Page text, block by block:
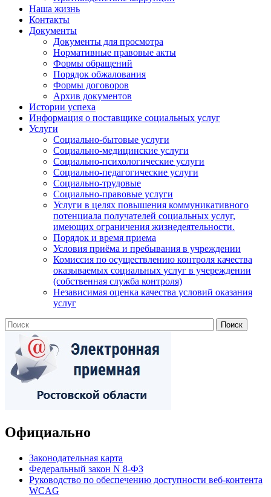
Наша жизнь
Контакты
Документы
Документы для просмотра
Нормативные правовые акты
Формы обращений
Порядок обжалования
Формы договоров
Архив документов
Истории успеха
Информация о поставщике социальных услуг
Услуги
Социально-бытовые услуги
Социально-медицинские услуги
Социально-психологические услуги
Социально-педагогические услуги
Социально-трудовые
Социально-правовые услуги
Услуги в целях повышения коммуникативного
потенциала получателей социальных услуг,
имеющих ограничения жизнедеятельности.
Порядок и время приема
Условия приёма и пребывания в учреждении
Комиссия по осуществлению контроля качества
оказываемых социальных услуг в учереждении
(собственная служба контроля)
Независимая оценка качества условий оказания
услуг
Официально
Законодательная карта
Федеральный закон N 8-ФЗ
Руководство по обеспечению доступности веб-контента
WCAG